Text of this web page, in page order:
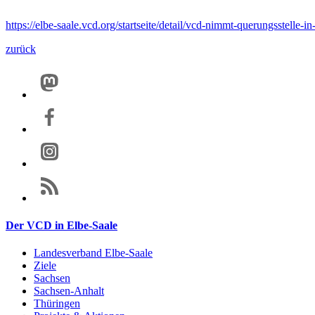
https://elbe-saale.vcd.org/startseite/detail/vcd-nimmt-querungsstelle-
zurück
Der VCD in Elbe-Saale
Landesverband Elbe-Saale
Ziele
Sachsen
Sachsen-Anhalt
Thüringen